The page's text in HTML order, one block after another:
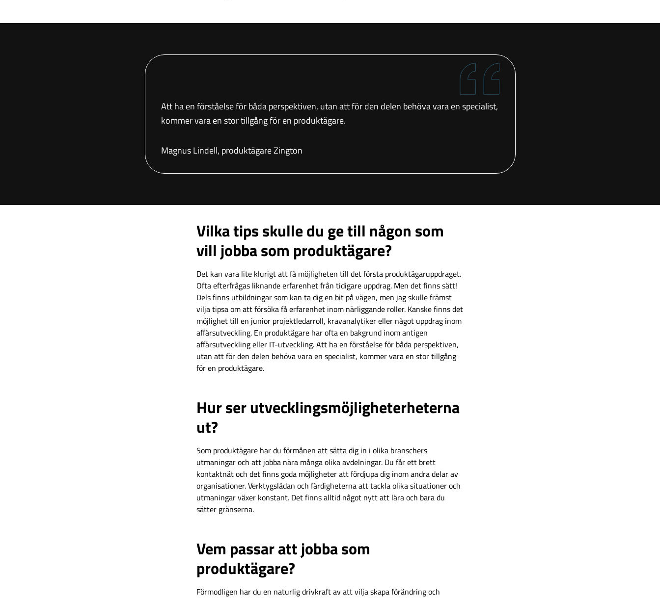
Att ha en förståelse för båda perspektiven, utan att för den delen behöva vara en specialist,
kommer vara en stor tillgång för en produktägare.
Magnus Lindell, produktägare Zington
Vilka tips skulle du ge till någon som
vill jobba som produktägare?
Det kan vara lite klurigt att få möjligheten till det första produktägaruppdraget.
Ofta efterfrågas liknande erfarenhet från tidigare uppdrag. Men det finns sätt!
Dels finns utbildningar som kan ta dig en bit på vägen, men jag skulle främst
vilja tipsa om att försöka få erfarenhet inom närliggande roller. Kanske finns det
möjlighet till en junior projektledarroll, kravanalytiker eller något uppdrag inom
affärsutveckling. En produktägare har ofta en bakgrund inom antigen
affärsutveckling eller IT-utveckling. Att ha en förståelse för båda perspektiven,
utan att för den delen behöva vara en specialist, kommer vara en stor tillgång
för en produktägare.
Hur ser utvecklingsmöjligheterheterna
ut?
Som produktägare har du förmånen att sätta dig in i olika branschers
utmaningar och att jobba nära många olika avdelningar. Du får ett brett
kontaktnät och det finns goda möjligheter att fördjupa dig inom andra delar av
organisationer. Verktygslådan och färdigheterna att tackla olika situationer och
utmaningar växer konstant. Det finns alltid något nytt att lära och bara du
sätter gränserna.
Vem passar att jobba som
produktägare?
Förmodligen har du en naturlig drivkraft av att vilja skapa förändring och